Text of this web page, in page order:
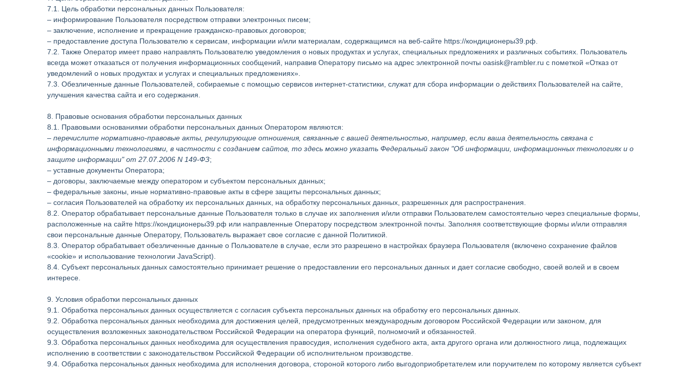
7.1. Цель обработки персональных данных Пользователя:
– информирование Пользователя посредством отправки электронных писем;
– заключение, исполнение и прекращение гражданско-правовых договоров;
– предоставление доступа Пользователю к сервисам, информации и/или материалам, содержащимся на веб-сайте https://кондиционеры39.рф.
7.2. Также Оператор имеет право направлять Пользователю уведомления о новых продуктах и услугах, специальных предложениях и различных событиях. Пользователь
всегда может отказаться от получения информационных сообщений, направив Оператору письмо на адрес электронной почты oasisk@rambler.ru с пометкой «Отказ от
уведомлений о новых продуктах и услугах и специальных предложениях».
7.3. Обезличенные данные Пользователей, собираемые с помощью сервисов интернет-статистики, служат для сбора информации о действиях Пользователей на сайте,
улучшения качества сайта и его содержания.
8. Правовые основания обработки персональных данных
8.1. Правовыми основаниями обработки персональных данных Оператором являются:
– перечислите нормативно-правовые акты, регулирующие отношения, связанные с вашей деятельностью, например, если ваша деятельность связана с
информационными технологиями, в частности с созданием сайтов, то здесь можно указать Федеральный закон "Об информации, информационных технологиях и о
защите информации" от 27.07.2006 N 149-ФЗ;
– уставные документы Оператора;
– договоры, заключаемые между оператором и субъектом персональных данных;
– федеральные законы, иные нормативно-правовые акты в сфере защиты персональных данных;
– согласия Пользователей на обработку их персональных данных, на обработку персональных данных, разрешенных для распространения.
8.2. Оператор обрабатывает персональные данные Пользователя только в случае их заполнения и/или отправки Пользователем самостоятельно через специальные формы,
расположенные на сайте https://кондиционеры39.рф или направленные Оператору посредством электронной почты. Заполняя соответствующие формы и/или отправляя
свои персональные данные Оператору, Пользователь выражает свое согласие с данной Политикой.
8.3. Оператор обрабатывает обезличенные данные о Пользователе в случае, если это разрешено в настройках браузера Пользователя (включено сохранение файлов
«cookie» и использование технологии JavaScript).
8.4. Субъект персональных данных самостоятельно принимает решение о предоставлении его персональных данных и дает согласие свободно, своей волей и в своем
интересе.
9. Условия обработки персональных данных
9.1. Обработка персональных данных осуществляется с согласия субъекта персональных данных на обработку его персональных данных.
9.2. Обработка персональных данных необходима для достижения целей, предусмотренных международным договором Российской Федерации или законом, для
осуществления возложенных законодательством Российской Федерации на оператора функций, полномочий и обязанностей.
9.3. Обработка персональных данных необходима для осуществления правосудия, исполнения судебного акта, акта другого органа или должностного лица, подлежащих
исполнению в соответствии с законодательством Российской Федерации об исполнительном производстве.
9.4. Обработка персональных данных необходима для исполнения договора, стороной которого либо выгодоприобретателем или поручителем по которому является субъект